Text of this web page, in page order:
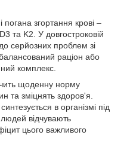
погана згортання крові –
та K2. У довгостроковій
серйозних проблем зі
раціон або
комплекс.
щоденну норму
та зміцнять здоров'я.
в організмі під
відчувають
цього важливого